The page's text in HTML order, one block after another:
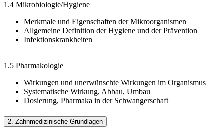
1.4 Mikrobiologie/Hygiene
Merkmale und Eigenschaften der Mikroorganismen
Allgemeine Definition der Hygiene und der Prävention
Infektionskrankheiten
1.5 Pharmakologie
Wirkungen und unerwünschte Wirkungen im Organismus
Systematische Wirkung, Abbau, Umbau
Dosierung, Pharmaka in der Schwangerschaft
2. Zahnmedizinische Grundlagen